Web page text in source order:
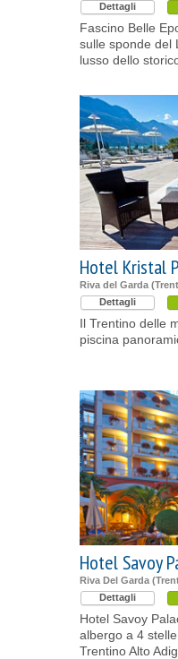
Dettagli
Fascino Belle
sulle sponde del
lusso dello
Hotel Kristal
Riva del Garda
Dettagli
Il Trentino delle
piscina
Hotel Savoy
Riva Del Garda
Dettagli
Hotel Savoy
albergo a 4
Trentino Alto